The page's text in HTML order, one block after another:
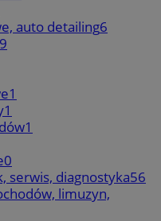
auto detailing6
9
1
1
1
0
serwis, diagnostyka56
limuzyn,